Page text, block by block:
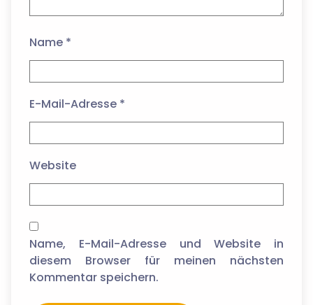
Name *
E-Mail-Adresse *
Website
Name, E-Mail-Adresse und Website in
diesem Browser für meinen nächsten
Kommentar speichern.